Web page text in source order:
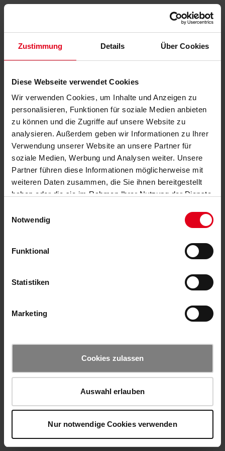
Zustimmung Details Über Cookies
Diese Webseite verwendet Cookies
Wir verwenden Cookies, um Inhalte und Anzeigen zu
personalisieren, Funktionen für soziale Medien anbieten
zu können und die Zugriffe auf unsere Website zu
analysieren. Außerdem geben wir Informationen zu Ihrer
Verwendung unserer Website an unsere Partner für
soziale Medien, Werbung und Analysen weiter. Unsere
Partner führen diese Informationen möglicherweise mit
weiteren Daten zusammen, die Sie ihnen bereitgestellt
haben oder die sie im Rahmen Ihrer Nutzung der Dienste
Notwendig
Funktional
Statistiken
Marketing
Cookies zulassen
Auswahl erlauben
Nur notwendige Cookies verwenden